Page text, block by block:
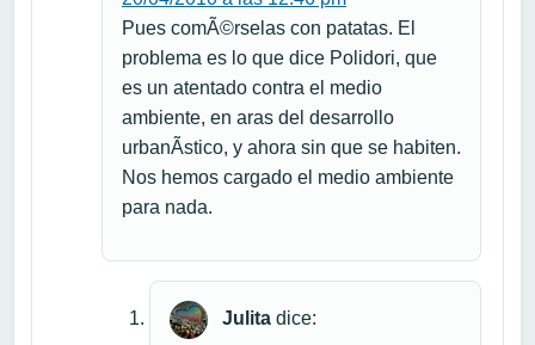
Pues comÃ©rselas con patatas. El
problema es lo que dice Polidori, que
es un atentado contra el medio
ambiente, en aras del desarrollo
urbanÃ­stico, y ahora sin que se habiten.
Nos hemos cargado el medio ambiente
para nada.
Julita dice: